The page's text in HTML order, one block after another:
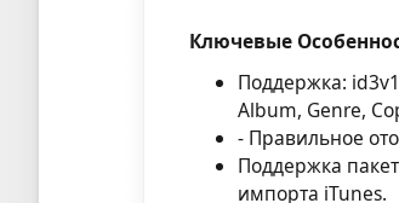
Ключевые
Поддержка:
Album, Genre,
- Правильное
Поддержка
импорта iTunes.